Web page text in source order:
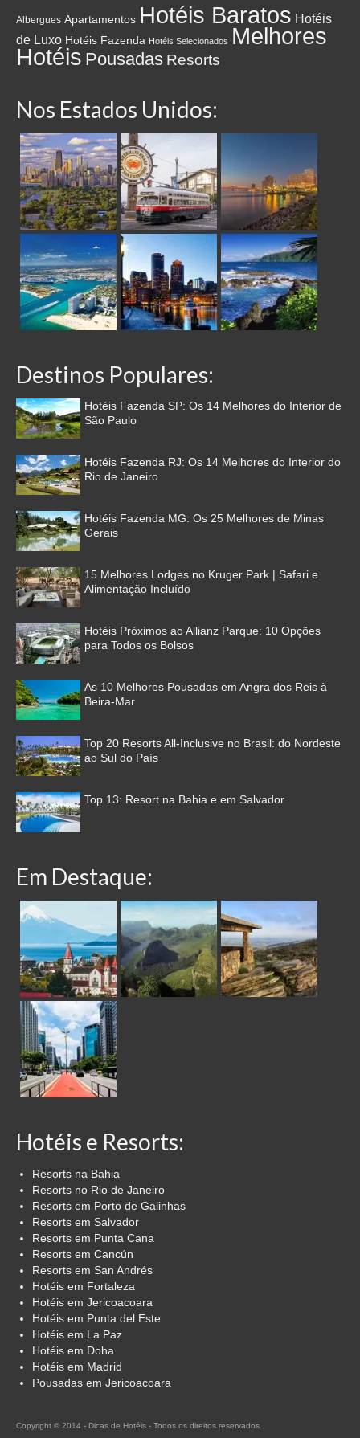
Albergues Apartamentos Hotéis Baratos Hotéis
de Luxo Hotéis Fazenda Hotéis Selecionados Melhores
Hotéis Pousadas Resorts
Nos Estados Unidos:
Destinos Populares:
Hotéis Fazenda SP: Os 14 Melhores do Interior de
São Paulo
Hotéis Fazenda RJ: Os 14 Melhores do Interior do
Rio de Janeiro
Hotéis Fazenda MG: Os 25 Melhores de Minas
Gerais
15 Melhores Lodges no Kruger Park | Safari e
Alimentação Incluído
Hotéis Próximos ao Allianz Parque: 10 Opções
para Todos os Bolsos
As 10 Melhores Pousadas em Angra dos Reis à
Beira-Mar
Top 20 Resorts All-Inclusive no Brasil: do Nordeste
ao Sul do País
Top 13: Resort na Bahia e em Salvador
Em Destaque:
Hotéis e Resorts:
Resorts na Bahia
Resorts no Rio de Janeiro
Resorts em Porto de Galinhas
Resorts em Salvador
Resorts em Punta Cana
Resorts em Cancún
Resorts em San Andrés
Hotéis em Fortaleza
Hotéis em Jericoacoara
Hotéis em Punta del Este
Hotéis em La Paz
Hotéis em Doha
Hotéis em Madrid
Pousadas em Jericoacoara
Copyright © 2014 - Dicas de Hotéis - Todos os direitos reservados.